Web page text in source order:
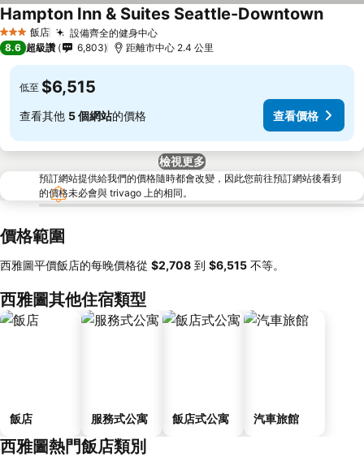
3 星級 飯店 設備齊全的健身中心
Hampton Inn & Suites Seattle-Downtown
8.6 超級讚 6,803 距離市中心 2.4 公里
低至 $6,515
查看其他 5 個網站的價格 查看價格
檢視更多
預訂網站提供給我們的價格隨時都會改變，因此您前往預訂網站後看到
的價格未必會與 trivago 上的相同。
價格範圍
西雅圖平價飯店的每晚價格從 ‎$2,708 到 ‎$6,515 不等。
西雅圖其他住宿類型
飯店 服務式公寓 飯店式公寓 汽車旅館
西雅圖熱門飯店類別